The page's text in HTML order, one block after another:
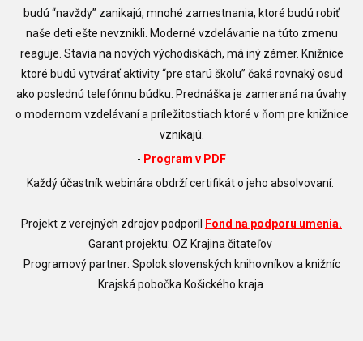
budú “navždy” zanikajú, mnohé zamestnania, ktoré budú robiť
naše deti ešte nevznikli. Moderné vzdelávanie na túto zmenu
reaguje. Stavia na nových východiskách, má iný zámer. Knižnice
ktoré budú vytvárať aktivity “pre starú školu” čaká rovnaký osud
ako poslednú telefónnu búdku. Prednáška je zameraná na úvahy
o modernom vzdelávaní a príležitostiach ktoré v ňom pre knižnice
vznikajú.
- Program v PDF
Každý účastník webinára obdrží certifikát o jeho absolvovaní.
Projekt z verejných zdrojov podporil
Fond na podporu umenia.
Garant projektu: OZ Krajina čitateľov
Programový partner: Spolok slovenských knihovníkov a knižníc
Krajská pobočka Košického kraja